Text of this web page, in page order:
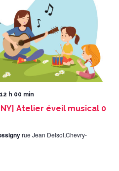
12 h 00 min
Atelier éveil musical 0
rue Jean Delsol,Chevry-